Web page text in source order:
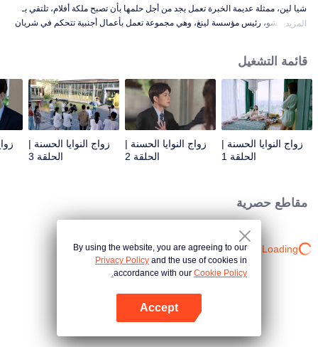
شيا لين، ممثلة عديمة الخبرة تعمل بجد من أجل حلمها بأن تصبح ملكة أفلام، تلتقي بـ
لينغ يي تشو، رئيس مؤسسة لينغ، وهي مجموعة تعمل بأعمال أجنبية تتحكم في شريان
للغاية حتى في الموقف المليء بالحوادث.
المزيد
قائمة التشغيل
زواج النوايا الحسنة |
الحلقة 1
زواج النوايا الحسنة |
الحلقة 2
زواج النوايا الحسنة |
الحلقة 3
مقاطع حصرية
Loading…
By using the website, you are agreeing to our
Privacy Policy and the use of cookies in
accordance with our Cookie Policy.
Accept